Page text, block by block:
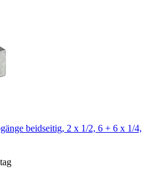
beidseitig, 2 x 1/2, 6 + 6 x 1/4,